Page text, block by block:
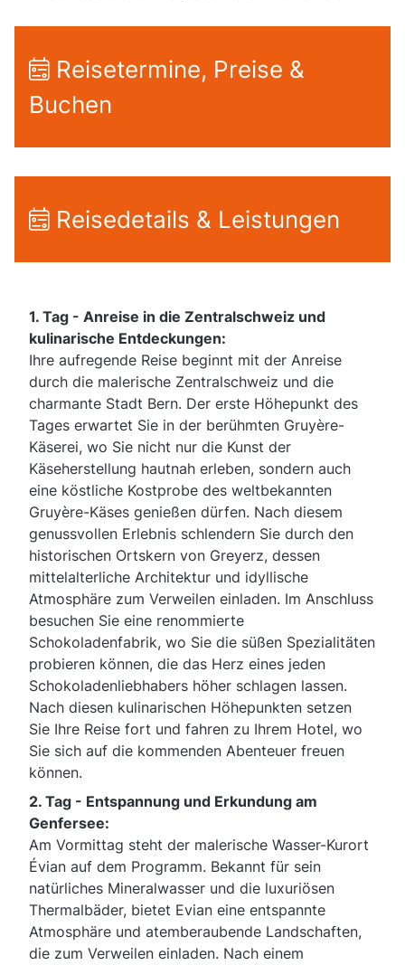
Reisetermine, Preise &
Buchen
Reisedetails & Leistungen
1. Tag - Anreise in die Zentralschweiz und
kulinarische Entdeckungen:
Ihre aufregende Reise beginnt mit der Anreise
durch die malerische Zentralschweiz und die
charmante Stadt Bern. Der erste Höhepunkt des
Tages erwartet Sie in der berühmten Gruyère-
Käserei, wo Sie nicht nur die Kunst der
Käseherstellung hautnah erleben, sondern auch
eine köstliche Kostprobe des weltbekannten
Gruyère-Käses genießen dürfen. Nach diesem
genussvollen Erlebnis schlendern Sie durch den
historischen Ortskern von Greyerz, dessen
mittelalterliche Architektur und idyllische
Atmosphäre zum Verweilen einladen. Im Anschluss
besuchen Sie eine renommierte
Schokoladenfabrik, wo Sie die süßen Spezialitäten
probieren können, die das Herz eines jeden
Schokoladenliebhabers höher schlagen lassen.
Nach diesen kulinarischen Höhepunkten setzen
Sie Ihre Reise fort und fahren zu Ihrem Hotel, wo
Sie sich auf die kommenden Abenteuer freuen
können.
2. Tag - Entspannung und Erkundung am
Genfersee:
Am Vormittag steht der malerische Wasser-Kurort
Évian auf dem Programm. Bekannt für sein
natürliches Mineralwasser und die luxuriösen
Thermalbäder, bietet Evian eine entspannte
Atmosphäre und atemberaubende Landschaften,
die zum Verweilen einladen. Nach einem